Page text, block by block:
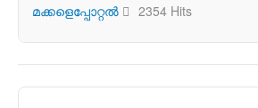
മക്കളെപ്പോറ്റല്‍ 2354 Hits